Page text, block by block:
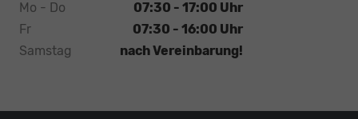
Mo - Do
07:30 - 17:00 Uhr
Fr
07:30 - 16:00 Uhr
Samstag
nach Vereinbarung!